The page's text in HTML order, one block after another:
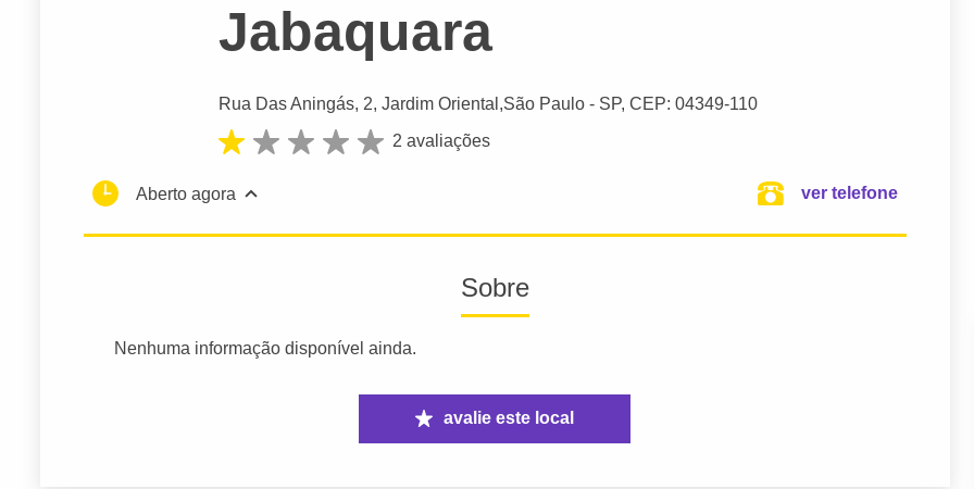
Jabaquara
Rua Das Aningás, 2, Jardim Oriental,São Paulo - SP, CEP: 04349-110
2 avaliações
Aberto agora ver telefone
Sobre
Nenhuma informação disponível ainda.
avalie este local